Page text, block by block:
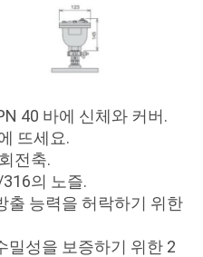
40 바에 신체와 커버.
뜨세요.
전축.
의 노즐.
출 능력을 허락하기 위한
밀성을 보증하기 위한 2